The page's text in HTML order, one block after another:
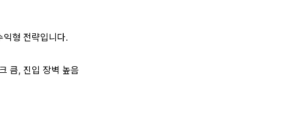
익형 전략입니다.
큼, 진입 장벽 높음